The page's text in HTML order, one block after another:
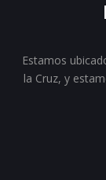
Estamos
la Cruz, y